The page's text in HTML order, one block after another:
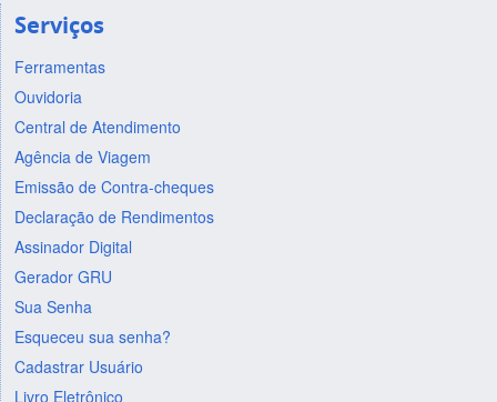
Serviços
Ferramentas
Ouvidoria
Central de Atendimento
Agência de Viagem
Emissão de Contra-cheques
Declaração de Rendimentos
Assinador Digital
Gerador GRU
Sua Senha
Esqueceu sua senha?
Cadastrar Usuário
Livro Eletrônico